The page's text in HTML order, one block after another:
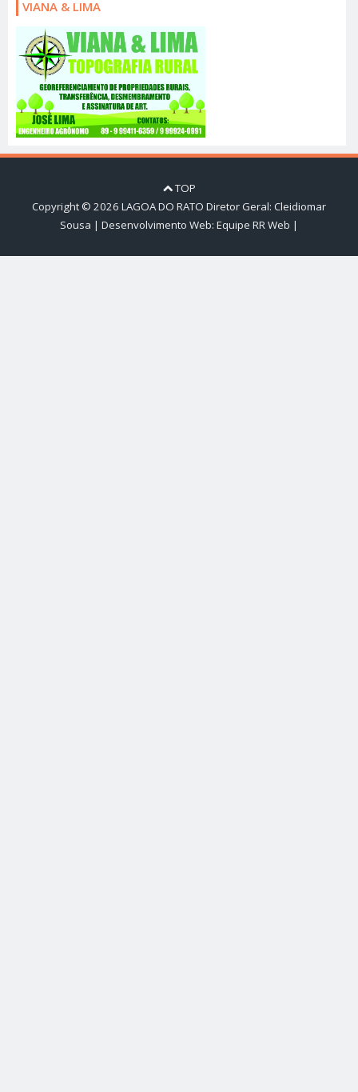
VIANA & LIMA
TOP
Copyright © 2026 LAGOA DO RATO Diretor Geral: Cleidiomar
Sousa | Desenvolvimento Web: Equipe RR Web |